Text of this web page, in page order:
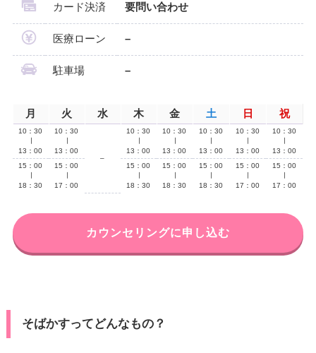
カード決済 要問い合わせ
医療ローン –
駐車場 –
月 火 水 木 金 土 日 祝
10：30
13：00
10：30
13：00
–
10：30
13：00
10：30
13：00
10：30
13：00
10：30
13：00
10：30
13：00
15：00
18：30
15：00
17：00
15：00
18：30
15：00
18：30
15：00
18：30
15：00
17：00
15：00
17：00
カウンセリングに申し込む
そばかすってどんなもの？